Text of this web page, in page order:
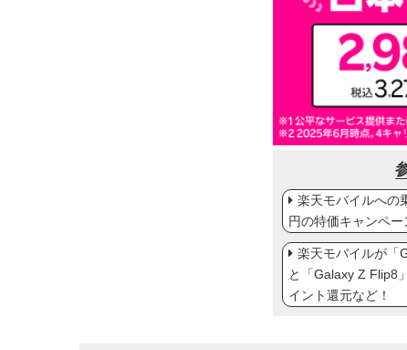
楽天モバイルへの
円の特価キャンペー
楽天モバイルが「
と「Galaxy Z Flip8
イント還元など！